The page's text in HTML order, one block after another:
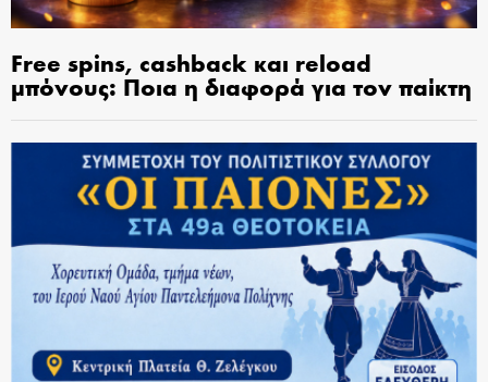
Free spins, cashback και reload
μπόνους: Ποια η διαφορά για τον παίκτη